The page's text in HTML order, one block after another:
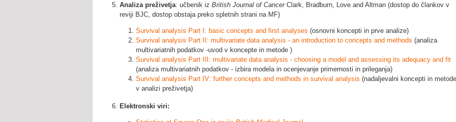
Analiza preživetja: učbenik iz British Journal of CancerClark, Bradburn, Love and Altman (dostop do člankov v
reviji BJC, dostop obstaja preko spletnih strani na MF)
Survival analysis Part I: basic concepts and first analyses (osnovni koncepti in prve analize)
Survival analysis Part II: multivariate data analysis - an introduction to concepts and methods (analiza
multivariatnih podatkov -uvod v koncepte in metode )
Survival analysis Part III: multivariate data analysis - choosing a model and assessing its adequacy and fit
(analiza multivariatnih podatkov - izbira modela in ocenjevanje primernosti in prileganja)
Survival analysis Part IV: further concepts and methods in survival analysis (nadaljevalni koncepti in metode
v analizi preživetja)
Elektronski viri: